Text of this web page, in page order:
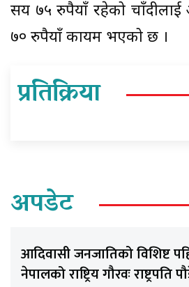
सय ७५ रुपैयाँ रहेको
७० रुपैयाँ कायम भएको छ ।
प्रतिक्रिया
अपडेट
आदिवासी जनजातिको विशिष्ट
नेपालको राष्ट्रिय गौरवः राष्ट्रपति